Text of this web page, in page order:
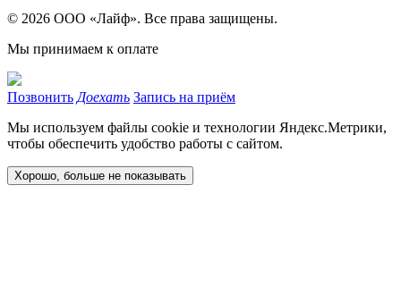
© 2026 ООО «Лайф». Все права защищены.
Мы принимаем к оплате
Позвонить Доехать Запись на приём
Мы используем файлы cookie и технологии Яндекс.Метрики,
чтобы обеспечить удобство работы с сайтом.
Хорошо, больше не показывать